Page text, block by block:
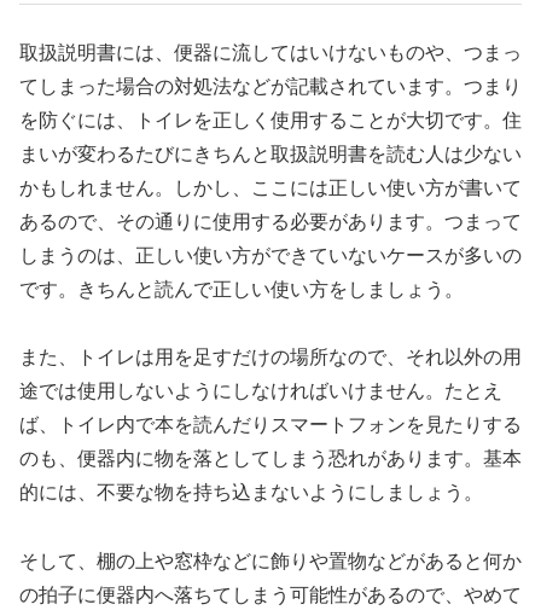
取扱説明書には、便器に流してはいけないものや、つまっ
てしまった場合の対処法などが記載されています。つまり
を防ぐには、トイレを正しく使用することが大切です。住
まいが変わるたびにきちんと取扱説明書を読む人は少ない
かもしれません。しかし、ここには正しい使い方が書いて
あるので、その通りに使用する必要があります。つまって
しまうのは、正しい使い方ができていないケースが多いの
です。きちんと読んで正しい使い方をしましょう。
また、トイレは用を足すだけの場所なので、それ以外の用
途では使用しないようにしなければいけません。たとえ
ば、トイレ内で本を読んだりスマートフォンを見たりする
のも、便器内に物を落としてしまう恐れがあります。基本
的には、不要な物を持ち込まないようにしましょう。
そして、棚の上や窓枠などに飾りや置物などがあると何か
の拍子に便器内へ落ちてしまう可能性があるので、やめて